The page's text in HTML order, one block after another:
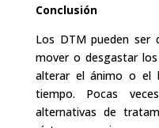
Conclusión
Los DTM pueden ser
mover o desgastar
alterar el ánimo o el
tiempo. Pocas
alternativas de